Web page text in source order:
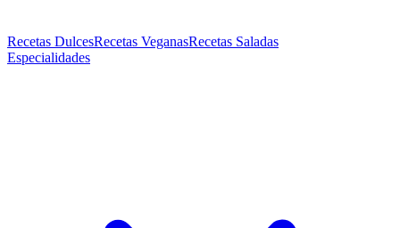
Recetas DulcesRecetas VeganasRecetas Saladas
Especialidades